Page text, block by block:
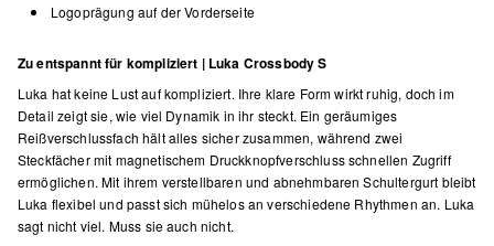
Logoprägung auf der Vorderseite
Zu entspannt für kompliziert | Luka Crossbody S
Luka hat keine Lust auf kompliziert. Ihre klare Form wirkt ruhig, doch im
Detail zeigt sie, wie viel Dynamik in ihr steckt. Ein geräumiges
Reißverschlussfach hält alles sicher zusammen, während zwei
Steckfächer mit magnetischem Druckknopfverschluss schnellen Zugriff
ermöglichen. Mit ihrem verstellbaren und abnehmbaren Schultergurt bleibt
Luka flexibel und passt sich mühelos an verschiedene Rhythmen an. Luka
sagt nicht viel. Muss sie auch nicht.